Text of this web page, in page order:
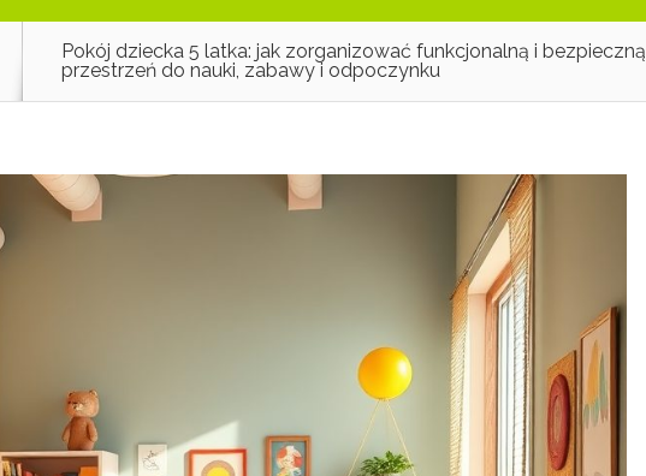
Pokój dziecka 5 latka: jak zorganizować funkcjonalną i bezpieczną
przestrzeń do nauki, zabawy i odpoczynku